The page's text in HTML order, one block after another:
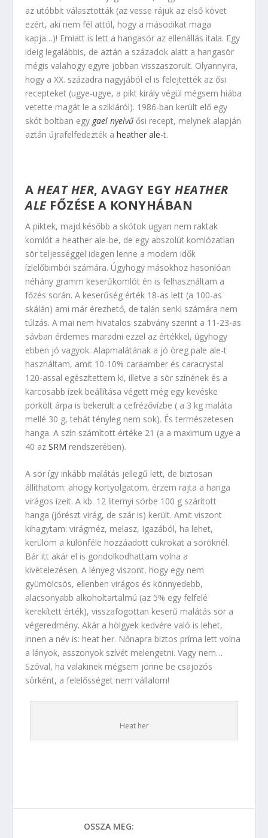
az utóbbit választották (az vesse rájuk az első követ
ezért, aki nem fél attól, hogy a másodikat maga
kapja…)! Emiatt is lett a hangasör az ellenállás itala. Egy
ideig legalábbis, de aztán a századok alatt a hangasör
mégis valahogy egyre jobban visszaszorult. Olyannyira,
hogy a XX. századra nagyjából el is felejtették az ősi
recepteket (ugye-ugye, a pikt király végül mégsem hiába
vetette magát le a szikláról). 1986-ban került elő egy
skót boltban egy gael nyelvűősi recept, melynek alapján
aztán újrafelfedezték aheather ale-t.
AHEAT HER, AVAGY EGYHEATHER
ALEFŐZÉSE A KONYHÁBAN
A piktek, majd később a skótok ugyan nem raktak
komlót a heather ale-be, de egy abszolút komlózatlan
sör teljességgel idegen lenne a modern idők
ízlelőbimbói számára. Úgyhogy másokhoz hasonlóan
néhány gramm keserűkomlót én is felhasználtam a
főzés során. A keserűség érték 18-as lett (a 100-as
skálán) ami már érezhető, de talán senki számára nem
túlzás. A mai nem hivatalos szabvány szerint a 11-23-as
sávban érdemes maradni ezzel az értékkel, úgyhogy
ebben jó vagyok. Alapmalátának a jó öreg pale ale-t
használtam, amit 10-10% caraamber és caracrystal
120-assal egészítettem ki, illetve a sör színének és a
karcosabb ízek beállítása végett még egy kevéske
pörkölt árpa is bekerült a cefrézővízbe ( a 3 kg maláta
mellé 30 g, tehát tényleg nem sok). És természetesen
hanga. A szín számított értéke 21 (a a maximum ugye a
40 azSRM rendszerében).
A sör így inkább malátás jellegű lett, de biztosan
állíthatom: ahogy kortyolgatom, érzem rajta a hanga
virágos ízeit. A kb. 12 liternyi sörbe 100 g szárított
hanga (jórészt virág, de szár is) került. Amit viszont
kihagytam: virágméz, melasz, Igazából, ha lehet,
kerülöm a különféle hozzáadott cukrokat a söröknél.
Bár itt akár el is gondolkodhattam volna a
kivételezésen. A lényeg viszont, hogy egy nem
gyümölcsös, ellenben virágos és könnyedebb,
alacsonyabb alkoholtartalmú (az 5% egy felfelé
kerekített érték), visszafogottan keserű malátás sör a
végeredmény. Akár a hölgyek kedvére való is lehet,
innen a név is: heat her. Nőnapra biztos príma lett volna
a lányok, asszonyok szívét melengetni. Vagy nem…
Szóval, ha valakinek mégsem jönne be csajozós
sörként, a felelősséget nem vállalom!
Heat her
OSSZA MEG: